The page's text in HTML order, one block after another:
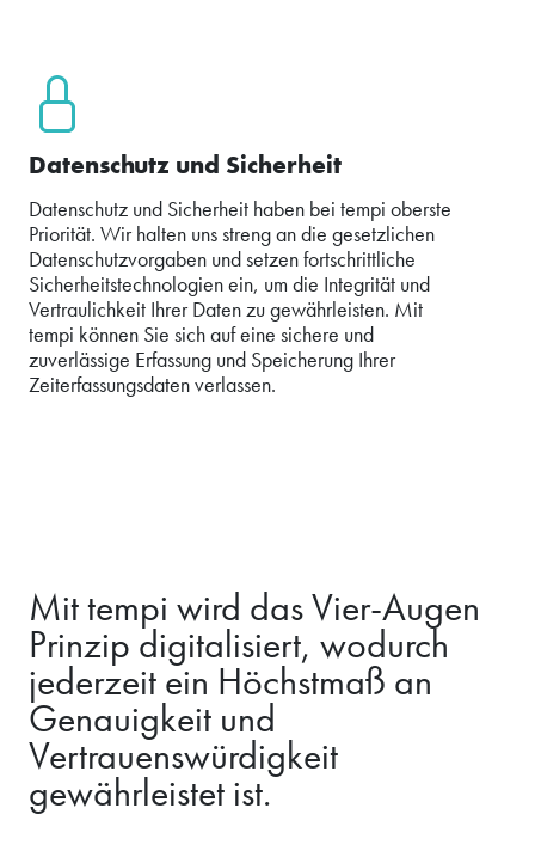
Datenschutz und Sicherheit
Datenschutz und Sicherheit haben bei tempi oberste
Priorität. Wir halten uns streng an die gesetzlichen
Datenschutzvorgaben und setzen fortschrittliche
Sicherheitstechnologien ein, um die Integrität und
Vertraulichkeit Ihrer Daten zu gewährleisten. Mit
tempi können Sie sich auf eine sichere und
zuverlässige Erfassung und Speicherung Ihrer
Zeiterfassungsdaten verlassen.
Mit tempi wird das Vier-Augen
Prinzip digitalisiert, wodurch
jederzeit ein Höchstmaß an
Genauigkeit und
Vertrauenswürdigkeit
gewährleistet ist.